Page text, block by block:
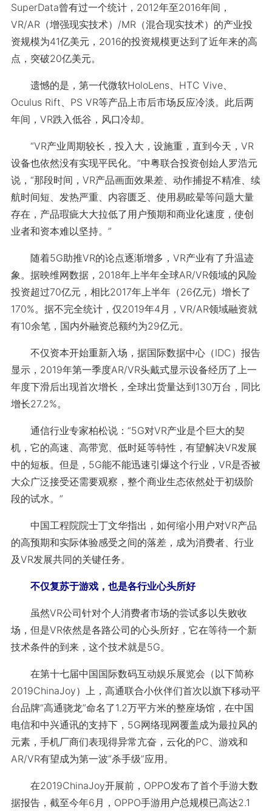
SuperData曾有过一个统计，2012年至2016年间，
VR/AR（增强现实技术）/MR（混合现实技术）的产业投
资规模为41亿美元，2016的投资规模更达到了近年来的高
点，突破20亿美元。
遗憾的是，第一代微软HoloLens、HTC Vive、
Oculus Rift、PS VR等产品上市后市场反应冷淡。此后两
年间，VR跌入低谷，风口冷却。
“VR产业周期较长，投入大，设施重，直到今天，VR
设备也依然没有实现平民化。”中粤联合投资创始人罗浩元
说，“那段时间，VR产品画面效果差、动作捕捉不精准、续
航时间短、发热严重、内容匮乏、使用易眩晕等问题大量
存在，产品瑕疵大大拉低了用户预期和商业化速度，使创
业者和资本难以坚持。”
随着5G助推VR的论点逐渐增多，VR产业有了升温迹
象。据映维网数据，2018年上半年全球AR/VR领域的风险
投资超过70亿元，相比2017年上半年（26亿元）增长了
170%。据不完全统计，仅2019年4月，VR/AR领域融资就
有10余笔，国内外融资总额约为29亿元。
不仅资本开始重新入场，据国际数据中心（IDC）报告
显示，2019年第一季度AR/VR头戴式显示设备经历了上一
年度下滑后出现首次增长，全球出货量达到130万台，同比
增长27.2%。
通信行业专家柏松说：“5G对VR产业是个巨大的契
机，它的高速、高带宽、低时延等特性，有望解决VR发展
中的短板。但是，5G能不能迅速引爆这个行业，VR是否被
大众广泛接受还需要观察，整个商业生态依然处于初级阶
段的试水。”
中国工程院院士丁文华指出，如何缩小用户对VR产品
的高预期和实际体验感受之间的落差，成为消费者、行业
及VR发展共同的关键任务。
不仅复苏于游戏，也是各行业心头所好
虽然VR公司针对个人消费者市场的尝试多以失败收
场，但是VR依然是各路公司的心头所好，它在等待一个新
技术条件的到来，这个技术就是5G。
在第十七届中国国际数码互动娱乐展览会（以下简称
2019ChinaJoy）上，高通联合小伙伴们首次以旗下移动平
台品牌“高通骁龙”命名了1.2万平方米的整座场馆，在中国
电信和中兴通讯的支持下，5G网络现网覆盖成为最拉风的
元素，手机厂商们表现得异常亢奋，云化的PC、游戏和
AR/VR有望成为第一波“杀手级”应用。
在2019ChinaJoy开展前，OPPO发布了首个手游大数
据报告，截至今年6月，OPPO手游用户总规模已高达2.1